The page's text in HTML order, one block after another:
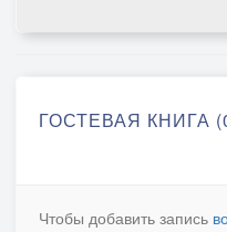
ГОСТЕВАЯ КНИГА
Чтобы добавить запись